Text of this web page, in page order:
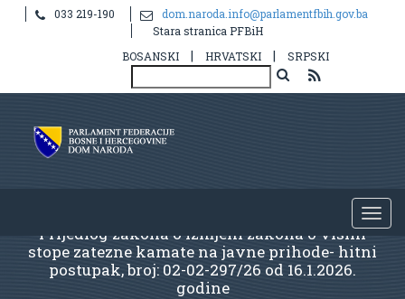
033 219-190
dom.naroda.info@parlamentfbih.gov.ba
Stara stranica PFBiH
BOSANSKI
| HRVATSKI | SRPSKI
Prijedlog zakona o izmjeni zakona o visini
stope zatezne kamate na javne prihode- hitni
postupak, broj: 02-02-297/26 od 16.1.2026.
godine